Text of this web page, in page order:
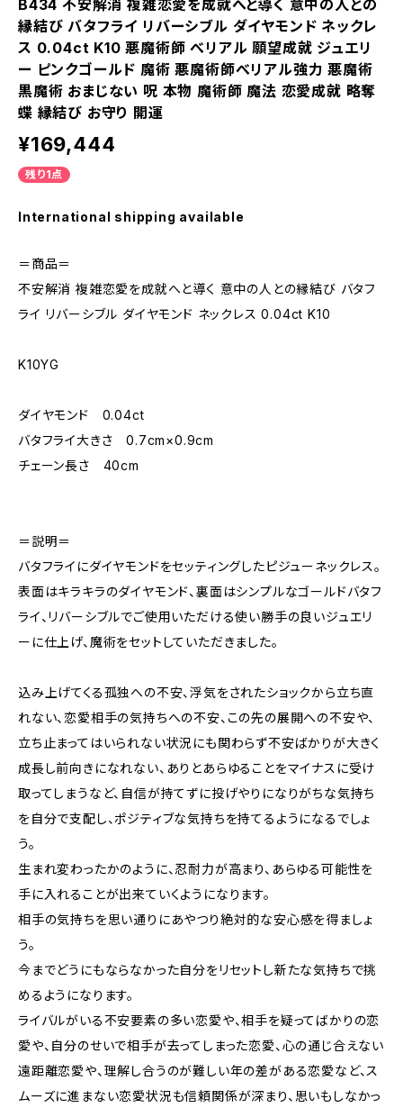
B434 不安解消 複雑恋愛を成就へと導く 意中の人との
縁結び バタフライ リバーシブル ダイヤモンド ネックレ
ス 0.04ct K10 悪魔術師 べリアル 願望成就 ジュエリ
ー ピンクゴールド 魔術 悪魔術師べリアル強力 悪魔術
黒魔術 おまじない 呪 本物 魔術師 魔法 恋愛成就 略奪
蝶 縁結び お守り 開運
¥169,444
残り1点
International shipping available
＝商品＝
不安解消 複雑恋愛を成就へと導く 意中の人との縁結び バタフ
ライ リバーシブル ダイヤモンド ネックレス 0.04ct K10
K10YG
ダイヤモンド 0.04ct
バタフライ大きさ 0.7cm×0.9cm
チェーン長さ 40cm
＝説明＝
バタフライにダイヤモンドをセッティングしたピジューネックレス。
表面はキラキラのダイヤモンド、裏面はシンプルなゴールドバタフ
ライ、リバーシブルでご使用いただける使い勝手の良いジュエリ
ーに仕上げ、魔術をセットしていただきました。
込み上げてくる孤独への不安、浮気をされたショックから立ち直
れない、恋愛相手の気持ちへの不安、この先の展開への不安や、
立ち止まってはいられない状況にも関わらず不安ばかりが大きく
成長し前向きになれない、ありとあらゆることをマイナスに受け
取ってしまうなど、自信が持てずに投げやりになりがちな気持ち
を自分で支配し、ポジティブな気持ちを持てるようになるでしょ
う。
生まれ変わったかのように、忍耐力が高まり、あらゆる可能性を
手に入れることが出来ていくようになります。
相手の気持ちを思い通りにあやつり絶対的な安心感を得ましょ
う。
今までどうにもならなかった自分をリセットし新たな気持ちで挑
めるようになります。
ライバルがいる不安要素の多い恋愛や、相手を疑ってばかりの恋
愛や、自分のせいで相手が去ってしまった恋愛、心の通じ合えない
遠距離恋愛や、理解し合うのが難しい年の差がある恋愛など、ス
ムーズに進まない恋愛状況も信頼関係が深まり、思いもしなかっ